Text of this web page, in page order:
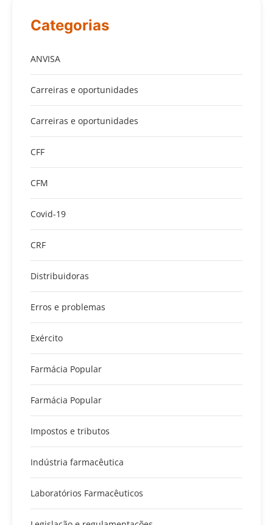
Categorias
ANVISA
Carreiras e oportunidades
Carreiras e oportunidades
CFF
CFM
Covid-19
CRF
Distribuidoras
Erros e problemas
Exército
Farmácia Popular
Farmácia Popular
Impostos e tributos
Indústria farmacêutica
Laboratórios Farmacêuticos